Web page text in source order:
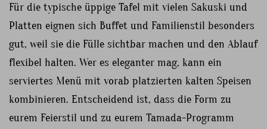
Für die typische üppige Tafel mit vielen Sakuski und
Platten eignen sich Buffet und Familienstil besonders
gut, weil sie die Fülle sichtbar machen und den Ablauf
flexibel halten. Wer es eleganter mag, kann ein
serviertes Menü mit vorab platzierten kalten Speisen
kombinieren. Entscheidend ist, dass die Form zu
eurem Feierstil und zu eurem Tamada-Programm